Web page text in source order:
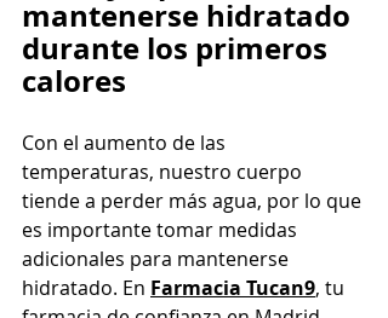
mantenerse hidratado
durante los primeros
calores
Con el aumento de las
temperaturas, nuestro cuerpo
tiende a perder más agua, por lo que
es importante tomar medidas
adicionales para mantenerse
hidratado. En Farmacia Tucan9, tu